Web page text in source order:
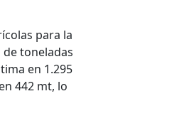
para la
de toneladas
en 1.295
442 mt, lo